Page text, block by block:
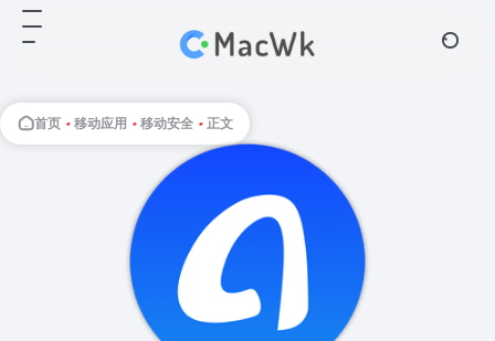
首页 • 移动应用 • 移动安全 • 正文